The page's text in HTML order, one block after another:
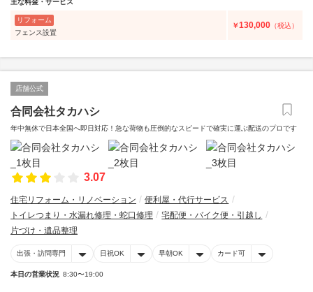
主な料金・サービス
リフォーム
フェンス設置
￥130,000 （税込）
店舗公式
合同会社タカハシ
年中無休で日本全国へ即日対応！急な荷物も圧倒的なスピードで確実に運ぶ配送のプロです
3.07
住宅リフォーム・リノベーション
便利屋・代行サービス
トイレつまり・水漏れ修理・蛇口修理
宅配便・バイク便・引越し
片づけ・遺品整理
出張・訪問専門 日祝OK 早朝OK カード可
本日の営業状況 8:30〜19:00